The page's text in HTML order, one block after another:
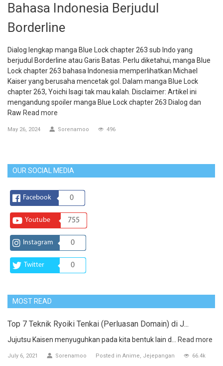
Bahasa Indonesia Berjudul
Borderline
Dialog lengkap manga Blue Lock chapter 263 sub Indo yang
berjudul Borderline atau Garis Batas. Perlu diketahui, manga Blue
Lock chapter 263 bahasa Indonesia memperlihatkan Michael
Kaiser yang berusaha mencetak gol. Dalam manga Blue Lock
chapter 263, Yoichi Isagi tak mau kalah. Disclaimer: Artikel ini
mengandung spoiler manga Blue Lock chapter 263 Dialog dan
Raw Read more
May 26, 2024 Sorenamoo 496
OUR SOCIAL MEDIA
Facebook 0
Youtube 755
Instagram 0
Twitter 0
MOST READ
Top 7 Teknik Ryoiki Tenkai (Perluasan Domain) di J...
Jujutsu Kaisen menyuguhkan pada kita bentuk lain d... Read more
July 6, 2021 Sorenamoo Posted in Anime Jejepangan 66.4k